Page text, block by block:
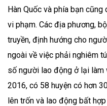
Hàn Quốc và phía bạn
vi phạm. Các địa phương,
truyền, định hướng cho
ngoài về việc phải nghiêm
số người lao động ở lại làm
2016, có 58 huyện có hơn
lên trốn và lao động bất